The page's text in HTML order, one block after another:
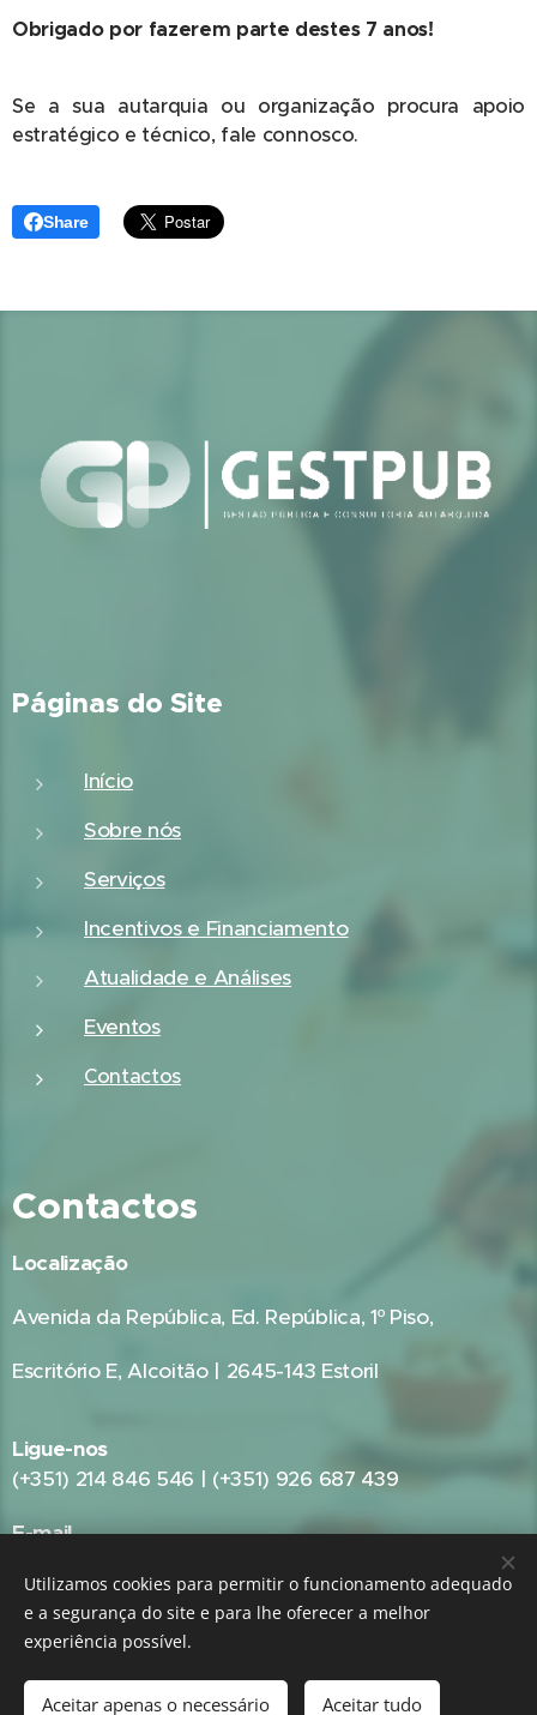
Obrigado por fazerem parte destes 7 anos!
Se a sua autarquia ou organização procura apoio
estratégico e técnico, fale connosco.
Share
Páginas do Site
Início
Sobre nós
Serviços
Incentivos e Financiamento
Atualidade e Análises
Eventos
Contactos
Contactos
Localização
Avenida da República, Ed. República, 1º Piso,
Escritório E, Alcoitão | 2645-143 Estoril
Ligue-nos
(+351) 214 846 546 | (+351) 926 687 439
E-mail
Gestão Pública e Consultoria Autárquica
Utilizamos cookies para permitir o funcionamento adequado
e a segurança do site e para lhe oferecer a melhor
experiência possível.
Aceitar apenas o necessário Aceitar tudo